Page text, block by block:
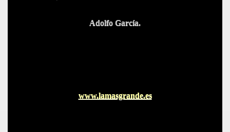
Adolfo García.
www.lamasgrande.es